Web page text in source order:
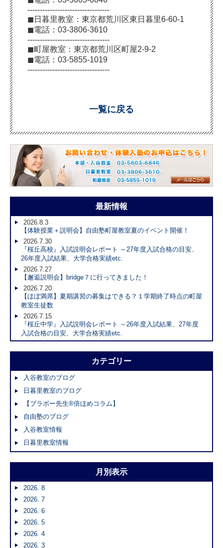
---------------------------------
◼︎日暮里教室：東京都荒川区東日暮里6-60-1
◼︎電話：03-3806-3610
---------------------------------
◼︎町屋教室：東京都荒川区町屋2-9-2
◼︎電話：03-5855-1019
---------------------------------
一覧に戻る
最新情報
2026.8.3
【体験授業＋説明会】自由塾町屋教室夏のイベント開催！
2026.7.30
『桜丘高校』入試説明会レポート ～27年度入試合格の目安、
26年度入試結果、大学合格実績etc.
2026.7.27
【邂逅説明会】bridge７に行ってきました！
2026.7.20
【ほぼ満席】夏期講習の募集はできる？１学期終了時点の町屋
教室生徒数
2026.7.15
『桜丘中学』入試説明会レポート ～26年度入試結果、27年度
入試合格の目安、大学合格実績etc.
カテゴリー
入谷教室のブログ
日暮里教室のブログ
【ブラボー先生®倍ほめコラム】
自由塾のブログ
入谷教室情報
日暮里教室情報
月別表示
2026. 8
2026. 7
2026. 6
2026. 5
2026. 4
2026. 3